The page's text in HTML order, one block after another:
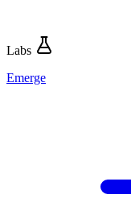
Labs
Emerge